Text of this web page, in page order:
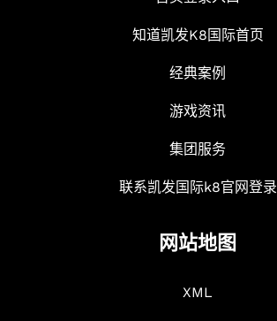
知道凯发K8国际首页
经典案例
游戏资讯
集团服务
联系凯发国际k8官网登录
网站地图
XML